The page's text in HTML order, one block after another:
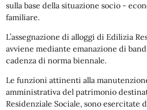
sulla base della situazione socio -
familiare.
L’assegnazione di alloggi di Edilizia
avviene mediante emanazione di
cadenza di norma biennale.
Le funzioni attinenti alla
amministrativa del patrimonio
Residenziale Sociale, sono esercitate